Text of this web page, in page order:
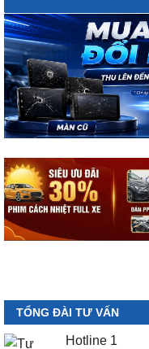
TỔNG ĐÀI TƯ VẤN
Hotline 1